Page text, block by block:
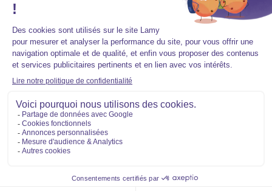
Mentions légales
Politique de protection des données personnelles
Accessibilité : partiellement conforme